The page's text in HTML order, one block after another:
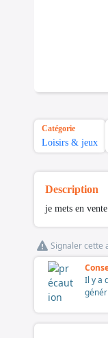
Catégorie
Loisirs & jeux
Description
je mets en
Signaler cette
Il y a